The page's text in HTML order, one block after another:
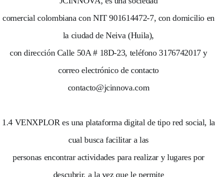
comercial colombiana con NIT 901614472-7, con domicilio en
la ciudad de Neiva (Huila),
con dirección Calle 50A # 18D-23, teléfono 3176742017 y
correo electrónico de contacto
contacto@jcinnova.com
1.4 VENXPLOR es una plataforma digital de tipo red social, la
cual busca facilitar a las
personas encontrar actividades para realizar y lugares por
descubrir, a la vez que le permite